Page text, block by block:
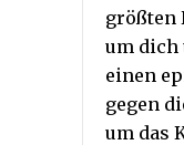
größten
um dich
einen
gegen
um das